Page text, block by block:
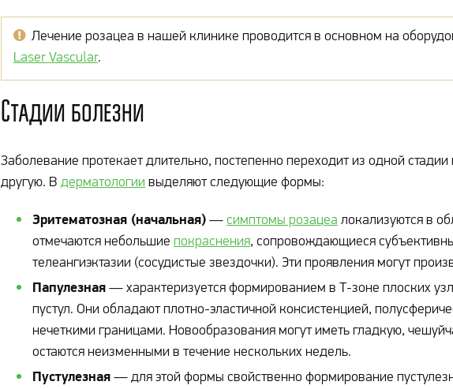
Лечение розацеа в нашей клинике проводится в основном на
Laser Vascular.
Стадии болезни
Заболевание протекает длительно, постепенно переходит из одной стадии
другую. В дерматологии выделяют следующие формы:
Эритематозная (начальная) — симптомы розацеа локализуются в
отмечаются небольшие покраснения, сопровождающиеся
телеангиэктазии (сосудистые звездочки). Эти проявления могут
Папулезная — характеризуется формированием в Т-зоне плоских
пустул. Они обладают плотно-эластичной консистенцией,
нечеткими границами. Новообразования могут иметь гладкую,
остаются неизменными в течение нескольких недель.
Пустулезная — для этой формы свойственно формирование